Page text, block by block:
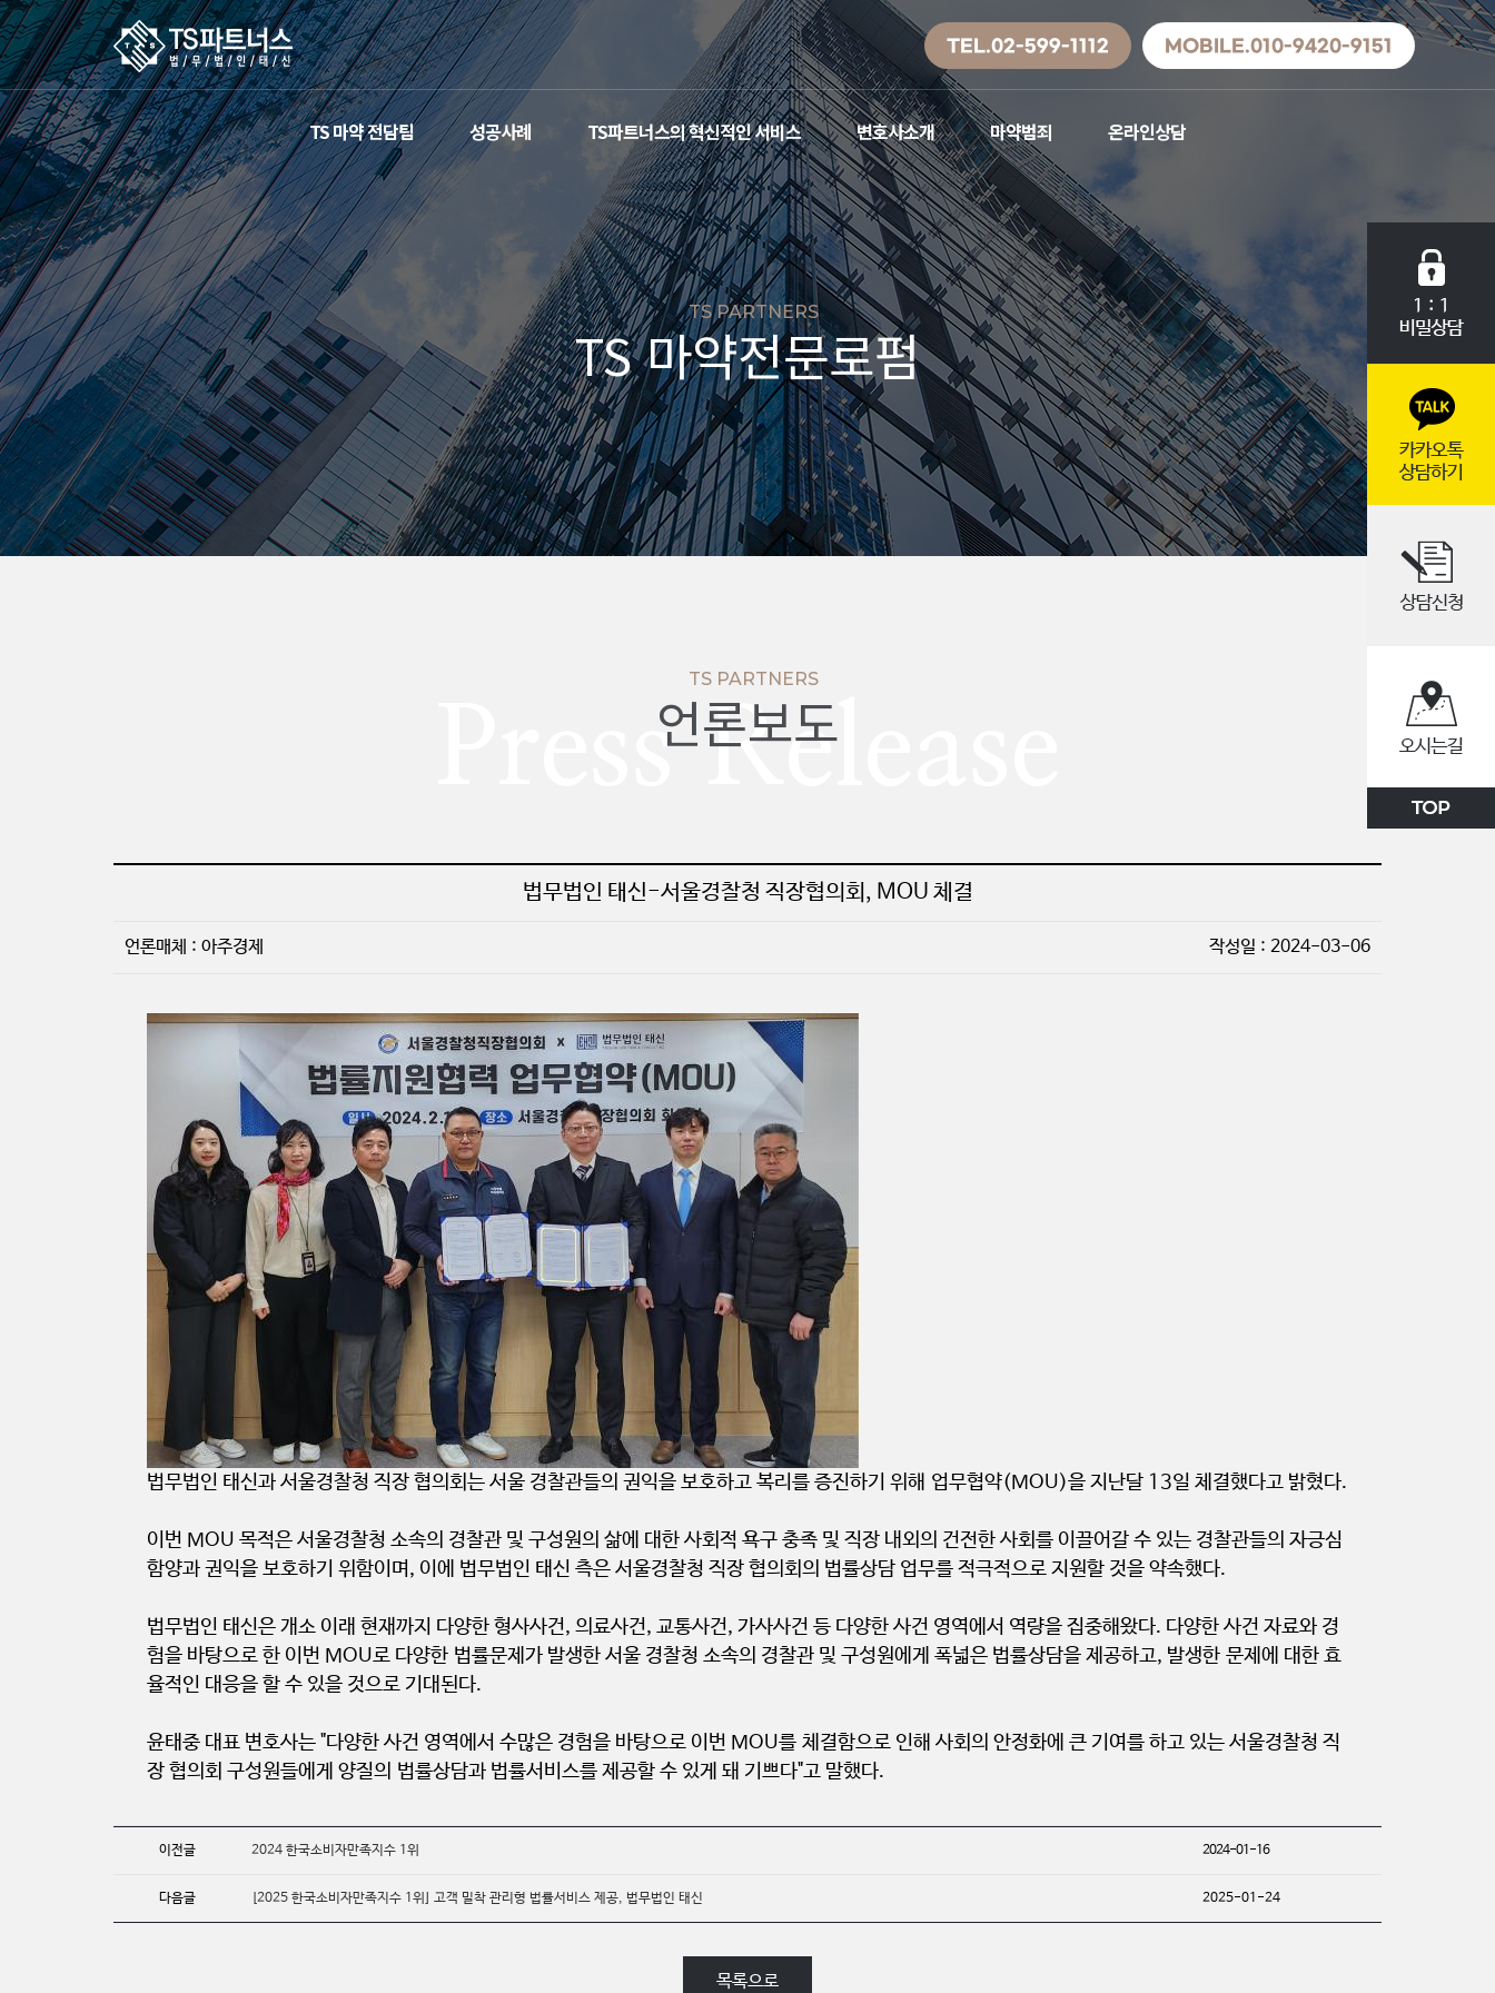
TEL.02-599-1112 MOBILE.010-9420-9151
TS 마약 전담팀 성공사례 TS파트너스의 혁신적인 서비스 변호사소개 마약범죄 온라인상담
TS PARTNERS
TS 마약전문로펌
TS PARTNERS
언론보도
Press Release
법무법인 태신-서울경찰청 직장협의회, MOU 체결
언론매체 : 아주경제 작성일 : 2024-03-06
법무법인 태신과 서울경찰청 직장 협의회는 서울 경찰관들의 권익을 보호하고 복리를 증진하기 위해 업무협약(MOU)을 지난달 13일 체결했다고 밝혔다.
이번 MOU 목적은 서울경찰청 소속의 경찰관 및 구성원의 삶에 대한 사회적 욕구 충족 및 직장 내외의 건전한 사회를 이끌어갈 수 있는 경찰관들의 자긍심
함양과 권익을 보호하기 위함이며, 이에 법무법인 태신 측은 서울경찰청 직장 협의회의 법률상담 업무를 적극적으로 지원할 것을 약속했다.
법무법인 태신은 개소 이래 현재까지 다양한 형사사건, 의료사건, 교통사건, 가사사건 등 다양한 사건 영역에서 역량을 집중해왔다. 다양한 사건 자료와 경
험을 바탕으로 한 이번 MOU로 다양한 법률문제가 발생한 서울 경찰청 소속의 경찰관 및 구성원에게 폭넓은 법률상담을 제공하고, 발생한 문제에 대한 효
율적인 대응을 할 수 있을 것으로 기대된다.
윤태중 대표 변호사는 "다양한 사건 영역에서 수많은 경험을 바탕으로 이번 MOU를 체결함으로 인해 사회의 안정화에 큰 기여를 하고 있는 서울경찰청 직
장 협의회 구성원들에게 양질의 법률상담과 법률서비스를 제공할 수 있게 돼 기쁘다"고 말했다.
이전글 2024 한국소비자만족지수 1위 2024-01-16
다음글 [2025 한국소비자만족지수 1위] 고객 밀착 관리형 법률서비스 제공, 법무법인 태신 2025-01-24
목록으로